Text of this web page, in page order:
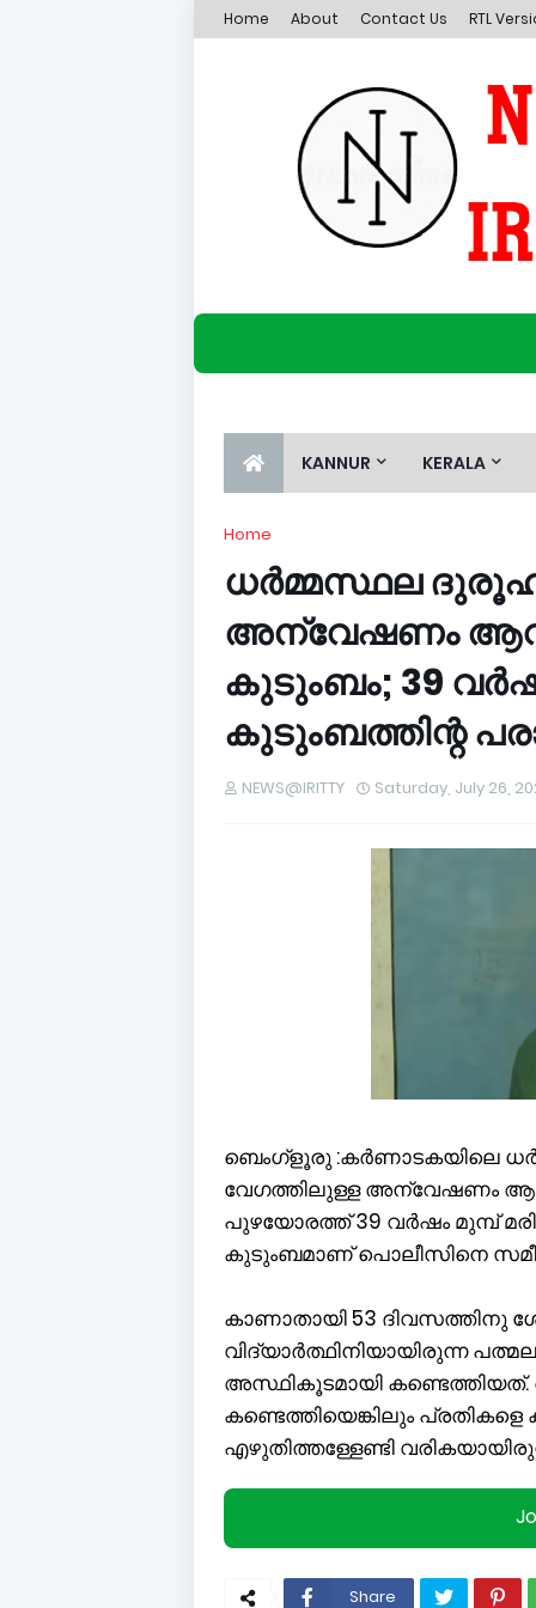
Home About Contact Us RTL
KANNUR KERALA
Home
ധർമ്മസ്ഥല
അന്വേഷണം
കുടുംബം; 39
കുടുംബത്തിന്റ
NEWS@IRITTY Saturday, July 26,
ബെംഗ്ളൂരു :കർണാടകയിലെ
വേഗത്തിലുള്ള അന്വേഷണം
പുഴയോരത്ത് 39 വർഷം മുമ്പ്
കുടുംബമാണ് പൊലീസിനെ
കാണാതായി 53 ദിവസത്തിനു
വിദ്യാർത്ഥിനിയായിരുന്ന
അസ്ഥികൂടമായി
കണ്ടെത്തിയെങ്കിലും
എഴുതിത്തള്ളേണ്ടി
Share